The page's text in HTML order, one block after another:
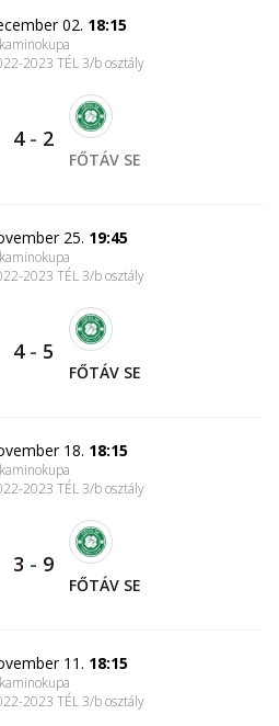
02. 18:15
kaminokupa
2023 TÉL 3/b osztály
4- 2
FŐTÁV SE
25. 19:45
kaminokupa
2023 TÉL 3/b osztály
4- 5
FŐTÁV SE
18. 18:15
kaminokupa
2023 TÉL 3/b osztály
3 - 9
FŐTÁV SE
11. 18:15
kaminokupa
2023 TÉL 3/b osztály